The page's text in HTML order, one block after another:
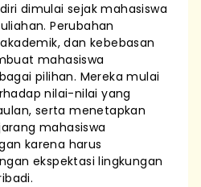
dimulai sejak mahasiswa
Perubahan
dan kebebasan
mahasiswa
pilihan. Mereka mulai
nilai-nilai yang
serta menetapkan
mahasiswa
karena harus
ekspektasi lingkungan